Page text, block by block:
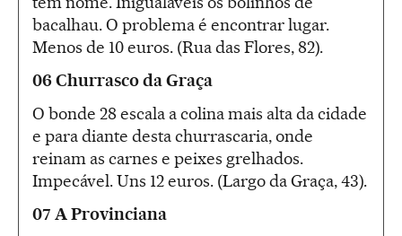
bacalhau. O problema é encontrar lugar.
Menos de 10 euros. (Rua das Flores, 82).
06 Churrasco da Graça
O bonde 28 escala a colina mais alta da cidade
e para diante desta churrascaria, onde
reinam as carnes e peixes grelhados.
Impecável. Uns 12 euros. (Largo da Graça, 43).
07 A Provinciana